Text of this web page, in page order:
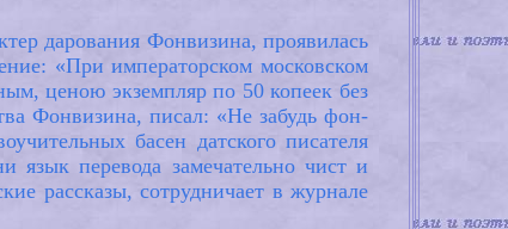
дарования Фонвизина, проявилась
«При императорском московском
ценою экземпляр по 50 копеек без
Фонвизина, писал: «Не забудь фон-
басен датского писателя
язык перевода замечательно чист и
рассказы, сотрудничает в журнале